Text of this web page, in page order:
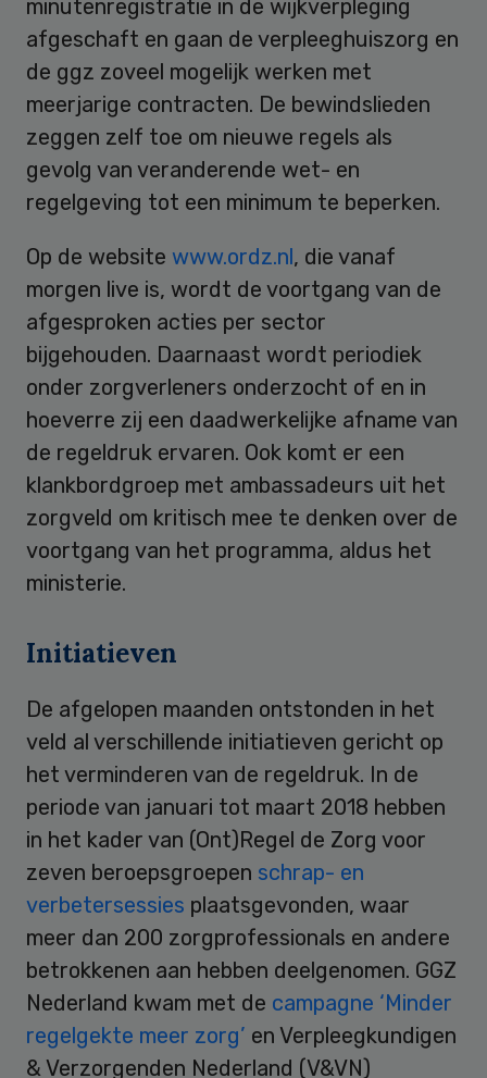
minutenregistratie in de wijkverpleging
afgeschaft en gaan de verpleeghuiszorg en
de ggz zoveel mogelijk werken met
meerjarige contracten. De bewindslieden
zeggen zelf toe om nieuwe regels als
gevolg van veranderende wet- en
regelgeving tot een minimum te beperken.
Op de website www.ordz.nl, die vanaf
morgen live is, wordt de voortgang van de
afgesproken acties per sector
bijgehouden. Daarnaast wordt periodiek
onder zorgverleners onderzocht of en in
hoeverre zij een daadwerkelijke afname van
de regeldruk ervaren. Ook komt er een
klankbordgroep met ambassadeurs uit het
zorgveld om kritisch mee te denken over de
voortgang van het programma, aldus het
ministerie.
Initiatieven
De afgelopen maanden ontstonden in het
veld al verschillende initiatieven gericht op
het verminderen van de regeldruk. In de
periode van januari tot maart 2018 hebben
in het kader van (Ont)Regel de Zorg voor
zeven beroepsgroepen schrap- en
verbetersessies plaatsgevonden, waar
meer dan 200 zorgprofessionals en andere
betrokkenen aan hebben deelgenomen. GGZ
Nederland kwam met de campagne ‘Minder
regelgekte meer zorg’ en Verpleegkundigen
& Verzorgenden Nederland (V&VN)